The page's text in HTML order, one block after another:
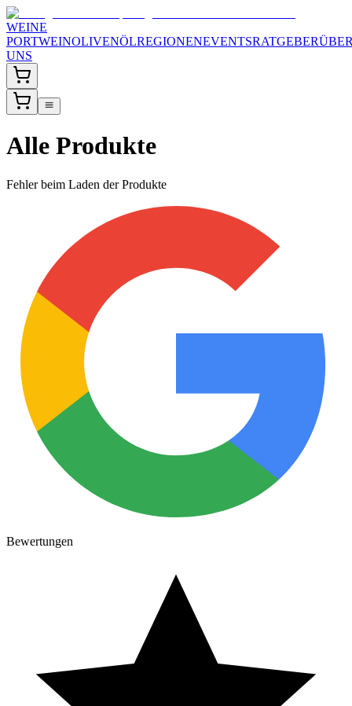
WEINE
PORTWEINOLIVENÖLREGIONENEVENTSRATGEBER
UNS
Alle Produkte
Fehler beim Laden der Produkte
Bewertungen